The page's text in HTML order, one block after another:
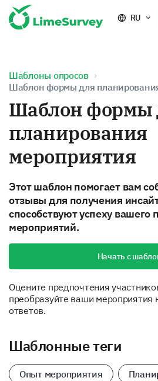
RU
Шаблоны опросов
Шаблон формы для
Шаблон формы
планирования
мероприятия
Этот шаблон помогает вам
отзывы для получения
способствуют успеху вашего
мероприятий.
Начать с
Оцените предпочтения
преобразуйте ваши мероприятия
ответов.
Шаблонные теги
Опыт мероприятия